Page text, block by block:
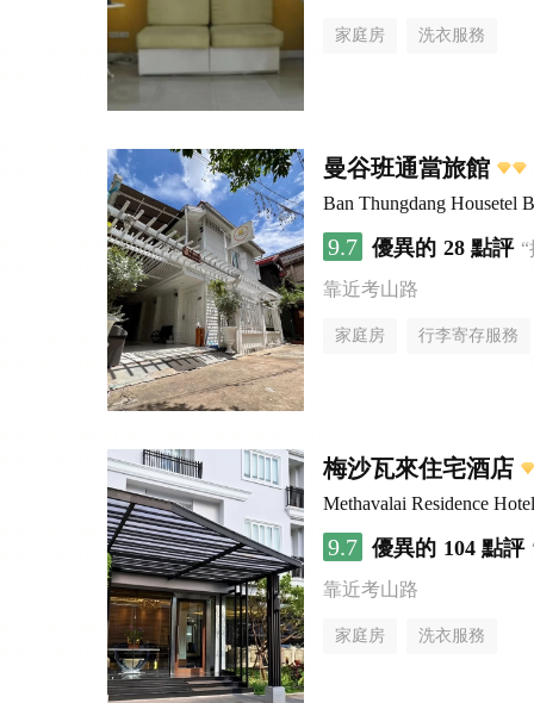
家庭房 洗衣服務
曼谷班通當旅館
Ban Thungdang Housetel
9.7 優異的 28 點評
靠近考山路
家庭房 行李寄存服務
梅沙瓦來住宅酒店
Methavalai Residence Hotel
9.7 優異的 104 點評
靠近考山路
家庭房 洗衣服務